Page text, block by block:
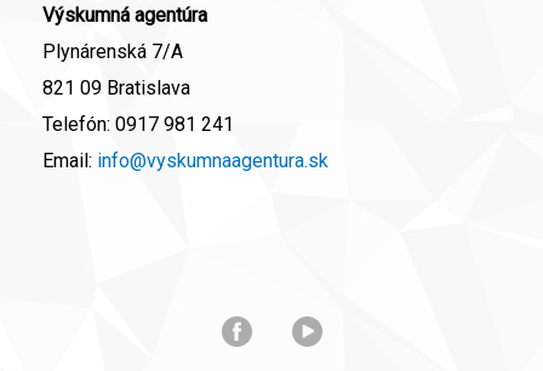
Výskumná agentúra
Plynárenská 7/A
821 09 Bratislava
Telefón: 0917 981 241
Email: info@vyskumnaagentura.sk